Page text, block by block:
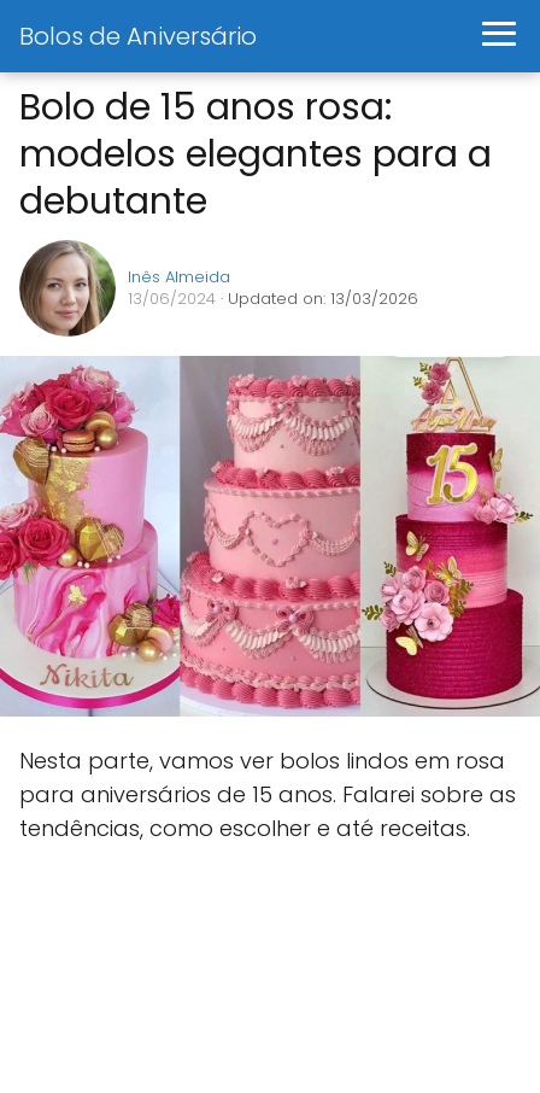
Bolos de Aniversário
Bolo de 15 anos rosa:
modelos elegantes para a
debutante
Inês Almeida
13/06/2024 · Updated on: 13/03/2026
Nesta parte, vamos ver bolos lindos em rosa
para aniversários de 15 anos. Falarei sobre as
tendências, como escolher e até receitas.